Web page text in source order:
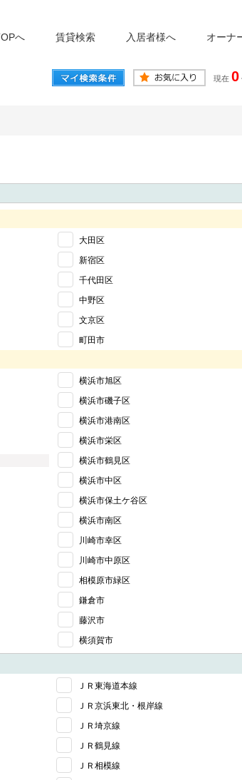
へ 賃貸検索 入居者様へ オーナ
現在 0
大田区
新宿区
千代田区
中野区
文京区
町田市
横浜市旭区
横浜市磯子区
横浜市港南区
横浜市栄区
横浜市鶴見区
横浜市中区
横浜市保土ケ谷区
横浜市南区
川崎市幸区
川崎市中原区
相模原市緑区
鎌倉市
藤沢市
横須賀市
ＪＲ東海道本線
ＪＲ京浜東北・根岸線
ＪＲ埼京線
ＪＲ鶴見線
ＪＲ相模線